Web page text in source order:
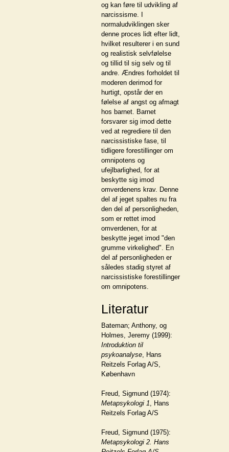
og kan føre til udvikling af
narcissisme. I
normaludviklingen sker
denne proces lidt efter lidt,
hvilket resulterer i en sund
og realistisk selvfølelse
og tillid til sig selv og til
andre. Ændres forholdet til
moderen derimod for
hurtigt, opstår der en
følelse af angst og afmagt
hos barnet. Barnet
forsvarer sig imod dette
ved at regrediere til den
narcissistiske fase, til
tidligere forestillinger om
omnipotens og
ufejlbarlighed, for at
beskytte sig imod
omverdenens krav. Denne
del af jeget spaltes nu fra
den del af personligheden,
som er rettet imod
omverdenen, for at
beskytte jeget imod "den
grumme virkelighed". En
del af personligheden er
således stadig styret af
narcissistiske forestillinger
om omnipotens.
Literatur
Bateman; Anthony, og
Holmes, Jeremy (1999):
Introduktion til
psykoanalyse, Hans
Reitzels Forlag A/S,
København
Freud, Sigmund (1974):
Metapsykologi 1, Hans
Reitzels Forlag A/S
Freud, Sigmund (1975):
Metapsykologi 2. Hans